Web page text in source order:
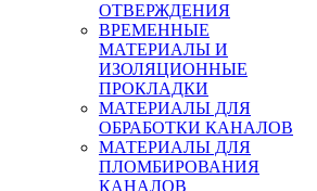
ОТВЕРЖДЕНИЯ
ВРЕМЕННЫЕ
МАТЕРИАЛЫ И
ИЗОЛЯЦИОННЫЕ
ПРОКЛАДКИ
МАТЕРИАЛЫ ДЛЯ
ОБРАБОТКИ КАНАЛОВ
МАТЕРИАЛЫ ДЛЯ
ПЛОМБИРОВАНИЯ
КАНАЛОВ